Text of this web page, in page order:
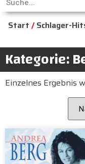
Start /Schlager-
Kategorie:
Einzelnes Ergebnis